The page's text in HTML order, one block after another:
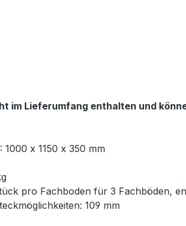
im Lieferumfang enthalten und
x 1150 x 350 mm
pro Fachboden für 3 Fachböden,
109 mm